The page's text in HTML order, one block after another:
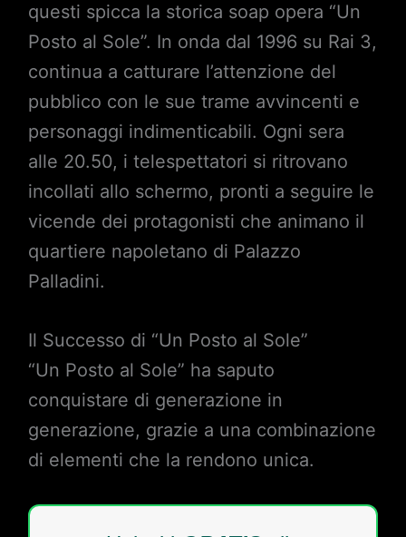
questi spicca la storica soap opera “Un
Posto al Sole”. In onda dal 1996 su Rai 3,
continua a catturare l’attenzione del
pubblico con le sue trame avvincenti e
personaggi indimenticabili. Ogni sera
alle 20.50, i telespettatori si ritrovano
incollati allo schermo, pronti a seguire le
vicende dei protagonisti che animano il
quartiere napoletano di Palazzo
Palladini.
Il Successo di “Un Posto al Sole”
“Un Posto al Sole” ha saputo
conquistare di generazione in
generazione, grazie a una combinazione
di elementi che la rendono unica.